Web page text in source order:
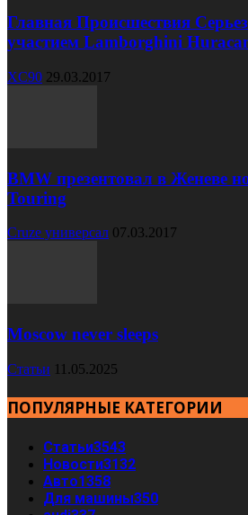
Главная Происшествия
участием Lamborghini
XC90 29.03.2017
BMW презентовал в Женеве
Touring
Cruze универсал 07.03.2017
Moscow never sleeps
Статьи 11.05.2025
ПОПУЛЯРНЫЕ КАТЕГОРИИ
Статьи3543
Новости3132
Авто1358
Для машины350